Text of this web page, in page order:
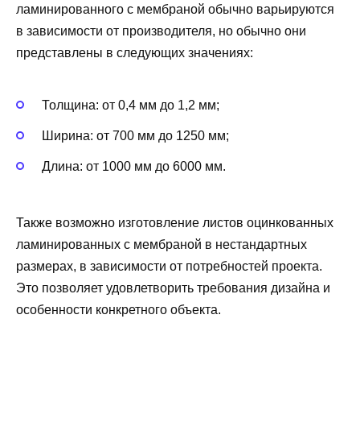
ламинированного с мембраной обычно варьируются
в зависимости от производителя, но обычно они
представлены в следующих значениях:
Толщина: от 0,4 мм до 1,2 мм;
Ширина: от 700 мм до 1250 мм;
Длина: от 1000 мм до 6000 мм.
Также возможно изготовление листов оцинкованных
ламинированных с мембраной в нестандартных
размерах, в зависимости от потребностей проекта.
Это позволяет удовлетворить требования дизайна и
особенности конкретного объекта.